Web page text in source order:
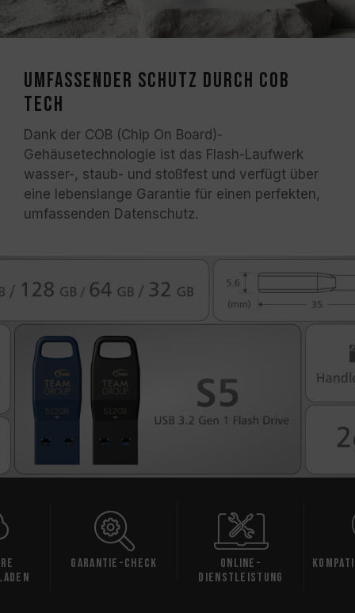
Umfassender Schutz durch COB
Tech
Dank der COB (Chip On Board)-
Gehäusetechnologie ist das Flash-Laufwerk
wasser-, staub- und stoßfest und verfügt über
eine lebenslange Garantie für einen perfekten,
umfassenden Datenschutz.
Garantie-Check
Online-
Dienstleistung